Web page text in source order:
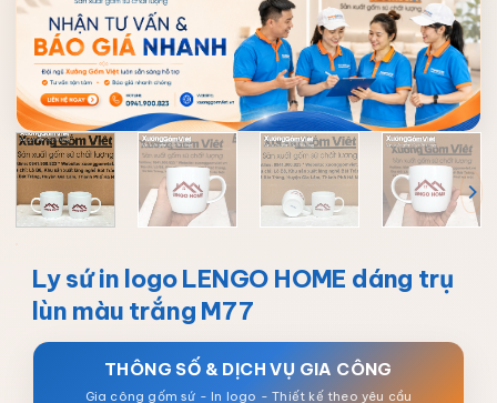
Ly sứ in logo LENGO HOME dáng trụ
lùn màu trắng M77
THÔNG SỐ & DỊCH VỤ GIA CÔNG